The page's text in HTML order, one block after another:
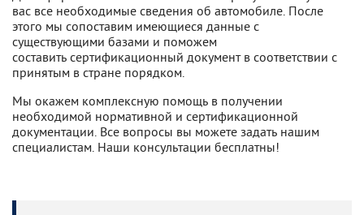
вас все необходимые сведения об автомобиле. После
этого мы сопоставим имеющиеся данные с
существующими базами и поможем
составить сертификационный документ в соответствии с
принятым в стране порядком.
Мы окажем комплексную помощь в получении
необходимой нормативной и сертификационной
документации. Все вопросы вы можете задать нашим
специалистам. Наши консультации бесплатны!